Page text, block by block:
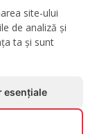
site-ului
de analiză și
ta și sunt
esențiale